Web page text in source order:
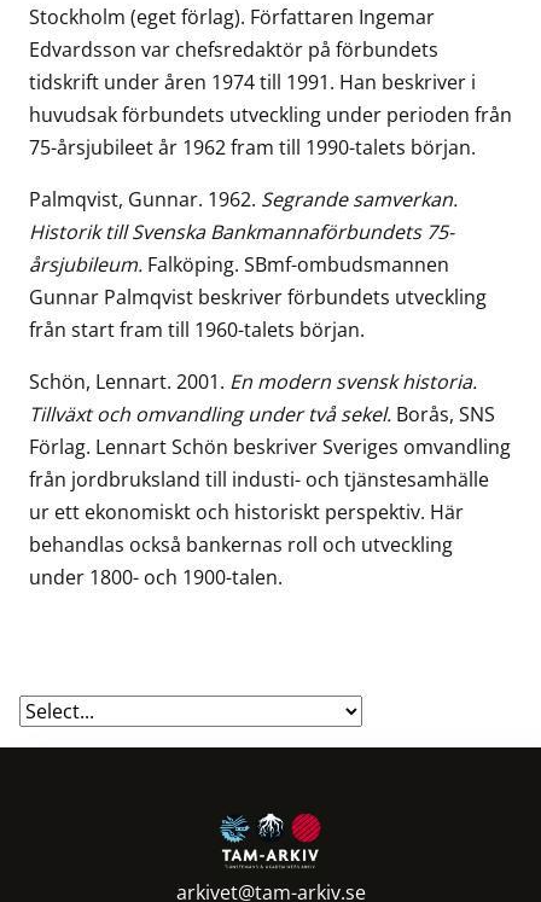
Stockholm (eget förlag). Författaren Ingemar
Edvardsson var chefsredaktör på förbundets
tidskrift under åren 1974 till 1991. Han beskriver i
huvudsak förbundets utveckling under perioden från
75-årsjubileet år 1962 fram till 1990-talets början.
Palmqvist, Gunnar. 1962. Segrande samverkan.
Historik till Svenska Bankmannaförbundets 75-
årsjubileum. Falköping. SBmf-ombudsmannen
Gunnar Palmqvist beskriver förbundets utveckling
från start fram till 1960-talets början.
Schön, Lennart. 2001. En modern svensk historia.
Tillväxt och omvandling under två sekel. Borås, SNS
Förlag. Lennart Schön beskriver Sveriges omvandling
från jordbruksland till industi- och tjänstesamhälle
ur ett ekonomiskt och historiskt perspektiv. Här
behandlas också bankernas roll och utveckling
under 1800- och 1900-talen.
arkivet@tam-arkiv.se